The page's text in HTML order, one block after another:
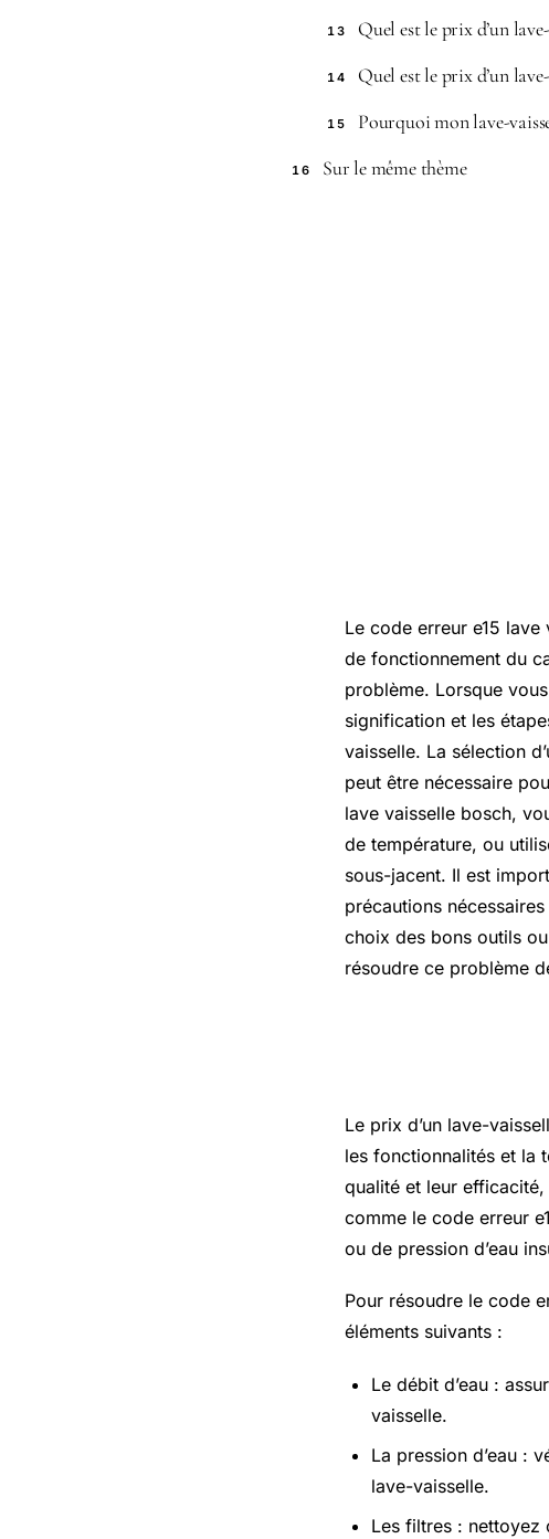
13 Quel est le prix d’un
14 Quel est le prix d’un
15 Pourquoi mon lave-
16 Sur le même thème
Le code erreur e15
de fonctionnement du
problème. Lorsque
signification et les
vaisselle. La sélection
peut être nécessaire
lave vaisselle bosch,
de température, ou
sous-jacent. Il est
précautions
choix des bons outils
résoudre ce problème
Le prix d’un lave-
les fonctionnalités et la
qualité et leur
comme le code erreur
ou de pression d’eau
Pour résoudre le code
éléments suivants :
Le débit d’eau :
vaisselle.
La pression d’eau :
lave-vaisselle.
Les filtres : nettoyez